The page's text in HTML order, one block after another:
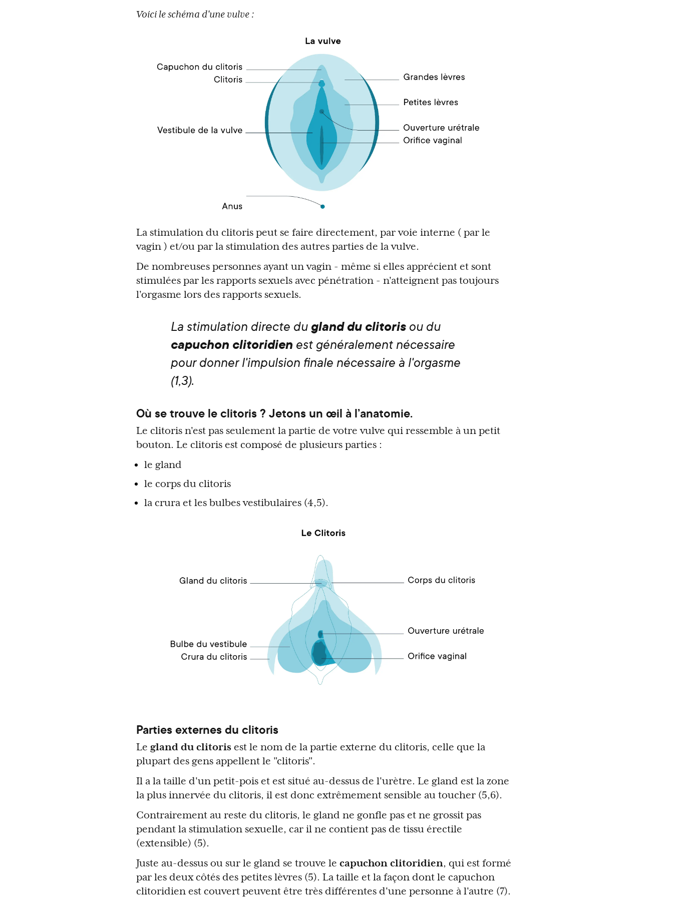
Voici le schéma d'une vulve :
La stimulation du clitoris peut se faire directement, par voie interne ( par le
vagin ) et/ou par la stimulation des autres parties de la vulve.
De nombreuses personnes ayant un vagin - même si elles apprécient et sont
stimulées par les rapports sexuels avec pénétration - n'atteignent pas toujours
l'orgasme lors des rapports sexuels.
La stimulation directe dugland du clitorisou du
capuchon clitoridien est généralement nécessaire
pour donner l'impulsion finale nécessaire à l'orgasme
(1,3).
Où se trouve le clitoris ? Jetons un œil à l’anatomie.
Le clitoris n'est pas seulement la partie de votre vulve qui ressemble à un petit
bouton. Le clitoris est composé de plusieurs parties :
le gland
le corps du clitoris
la crura et les bulbes vestibulaires (4,5).
Parties externes du clitoris
Le gland du clitoris est le nom de la partie externe du clitoris, celle que la
plupart des gens appellent le "clitoris".
Il a la taille d'un petit-pois et est situé au-dessus de l'urètre. Le gland est la zone
la plus innervée du clitoris, il est donc extrêmement sensible au toucher (5,6).
Contrairement au reste du clitoris, le gland ne gonfle pas et ne grossit pas
pendant la stimulation sexuelle, car il ne contient pas de tissu érectile
(extensible) (5).
Juste au-dessus ou sur le gland se trouve le capuchon clitoridien, qui est formé
par les deux côtés des petites lèvres (5). La taille et la façon dont le capuchon
clitoridien est couvert peuvent être très différentes d'une personne à l'autre (7).